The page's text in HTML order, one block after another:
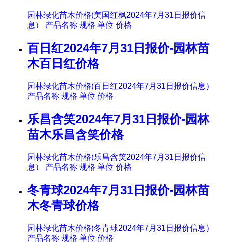
园林绿化苗木价格(美国红枫2024年7月31日报价信
息） 产品名称 规格 单位 价格
百日红2024年7月31日报价-园林苗
木百日红价格
园林绿化苗木价格(百日红2024年7月31日报价信息）
产品名称 规格 单位 价格
乐昌含笑2024年7月31日报价-园林
苗木乐昌含笑价格
园林绿化苗木价格(乐昌含笑2024年7月31日报价信
息） 产品名称 规格 单位 价格
冬青球2024年7月31日报价-园林苗
木冬青球价格
园林绿化苗木价格(冬青球2024年7月31日报价信息）
产品名称 规格 单位 价格